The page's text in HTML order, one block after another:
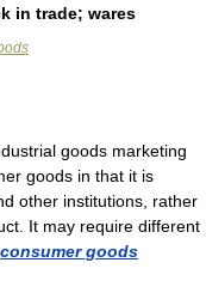
in trade; wares
goods marketing
goods in that it is
other institutions, rather
It may require different
consumer goods